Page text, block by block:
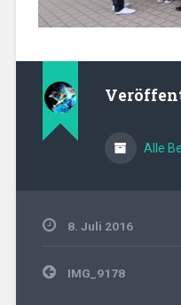
Alle
8. Juli 2016
Beitragsnavigation
IMG_9178